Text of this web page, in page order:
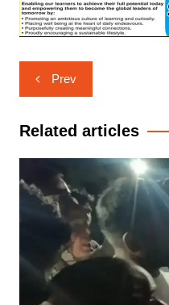
Post
navigation
Prev
Related articles